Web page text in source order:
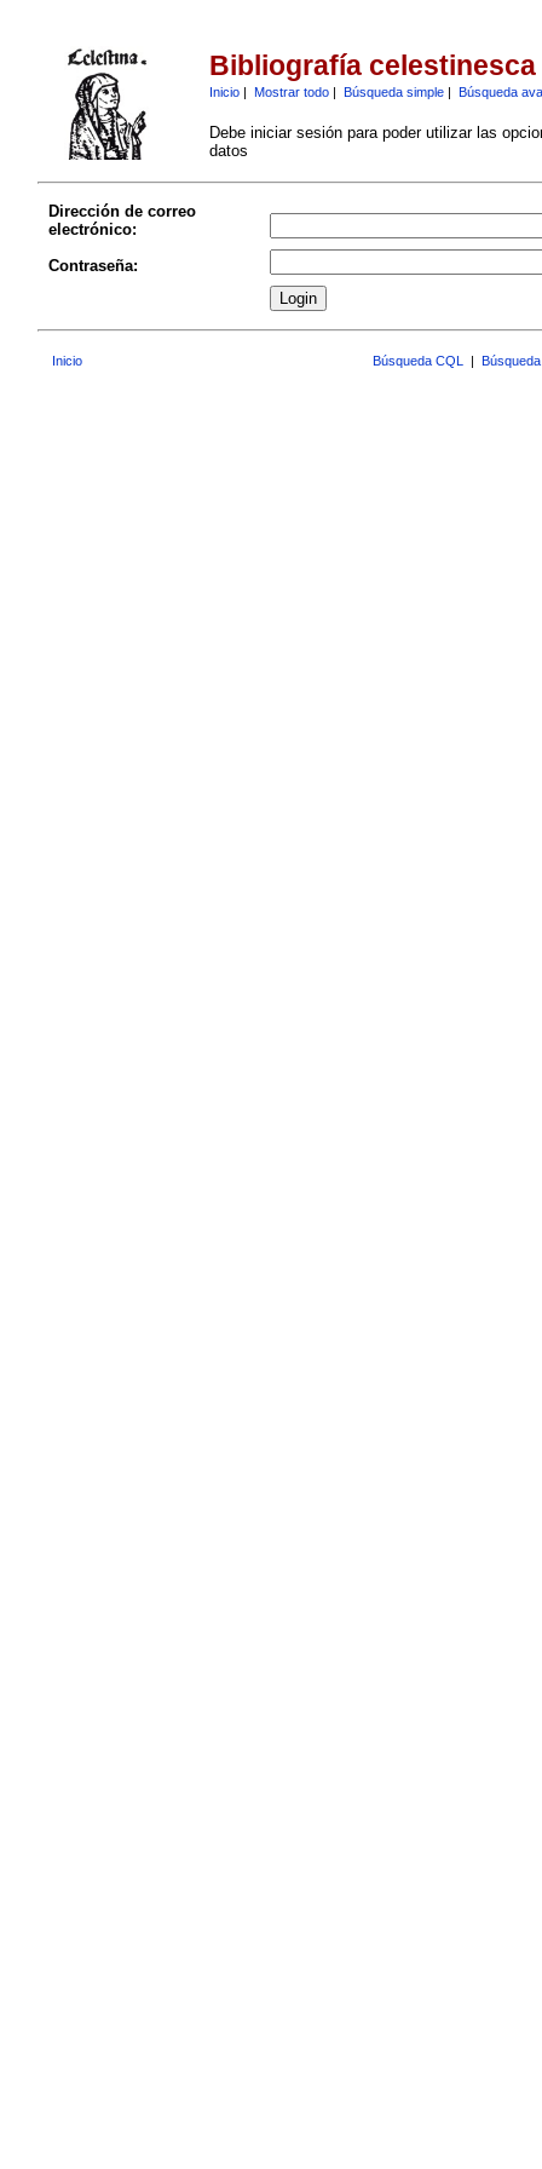
Bibliografía celestinesca
Inicio| Mostrar todo| Búsqueda simple| Búsqueda
Debe iniciar sesión para poder utilizar las
datos
Dirección de correo
electrónico:
Contraseña:
Inicio Búsqueda CQL |